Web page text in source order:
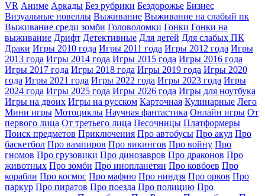
VR Аниме Аркады Без рубрики Бездорожье Бизнес
Визуальные новеллы Выживание Выживание на слабый пк
Выживание среди зомби Головоломки Гонки Гонки на
выживание Дрифт Детективные Для детей Для слабых ПК
Драки Игры 2010 года Игры 2011 года Игры 2012 года Игры
2013 года Игры 2014 года Игры 2015 года Игры 2016 года
Игры 2017 года Игры 2018 года Игры 2019 года Игры 2020
года Игры 2021 года Игры 2022 года Игры 2023 года Игры
2024 года Игры 2025 года Игры 2026 года Игры для ноутбука
Игры на двоих Игры на русском Карточная Кулинарные Лего
Мини игры Мотоциклы Научная фантастика Онлайн игры От
первого лица От третьего лица Песочницы Платформеры
Поиск предметов Приключения Про автобусы Про акул Про
баскетбол Про вампиров Про викингов Про войну Про
гномов Про грузовики Про динозавров Про драконов Про
животных Про зомби Про инопланетян Про ковбоев Про
корабли Про космос Про мафию Про ниндзя Про орков Про
паркур Про пиратов Про поезда Про полицию Про